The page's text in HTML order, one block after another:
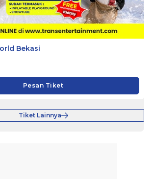
Bekasi
Pesan Tiket
Tiket Lainnya